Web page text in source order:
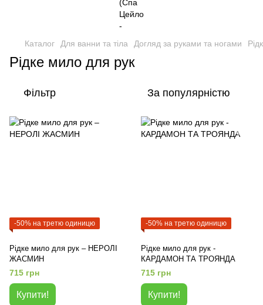
Каталог Для ванни та тіла Догляд за руками та ногами
Рідке мило для рук
Фільтр За популярністю
-50% на третю одиницю
Рідке мило для рук – НЕРОЛІ
ЖАСМИН
715 грн
Купити!
-50% на третю одиницю
Рідке мило для рук -
КАРДАМОН ТА ТРОЯНДА
715 грн
Купити!